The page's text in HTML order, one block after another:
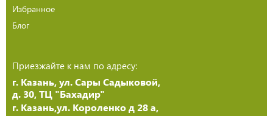
Избранное
Блог
Приезжайте к нам по адресу:
г. Казань, ул. Сары Садыковой,
д. 30, ТЦ "Бахадир"
г. Казань,ул. Короленко д 28 а,